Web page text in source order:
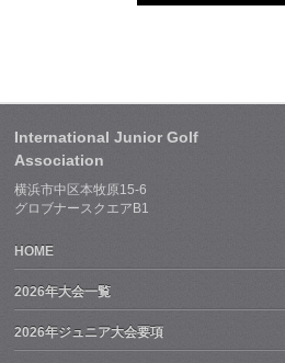
International Junior Golf
Association
横浜市中区本牧原15-6
グロブナースクエアB1
HOME
2026年大会一覧
2026年ジュニア大会要項